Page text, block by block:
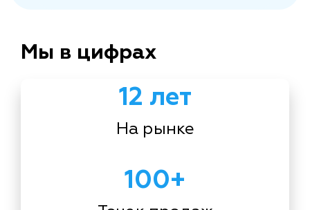
Мы в цифрах
12 лет
На рынке
100+